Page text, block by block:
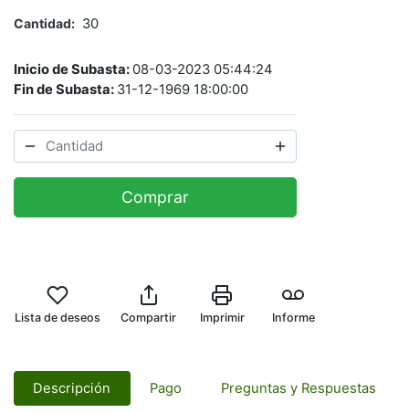
Cantidad 30
Inicio de Subasta: 08-03-2023 05:44:24
Fin de Subasta: 31-12-1969 18:00:00
Comprar
Lista de deseos Compartir Imprimir Informe
Descripción Pago Preguntas y Respuestas